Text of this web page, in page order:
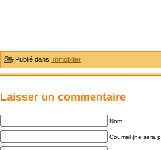
Publié dans Immobilier
Laisser un commentaire
Nom
Courriel (ne sera